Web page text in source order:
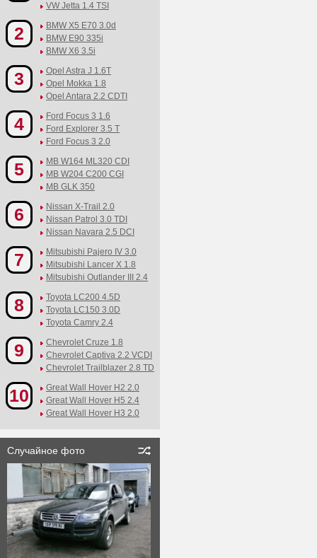
VW Jetta 1.4 TSI
2
BMW X5 E70 3.0d
BMW E90 335i
BMW X6 3.5i
3
Opel Astra J 1.6T
Opel Mokka 1.8
Opel Antara 2.2 CDTI
4
Ford Focus 3 1.6
Ford Explorer 3.5 T
Ford Focus 3 2.0
5
MB W164 ML320 CDI
MB W204 C200 CGI
MB GLK 350
6
Nissan X-Trail 2.0
Nissan Patrol 3.0 TDI
Nissan Navara 2.5 DCI
7
Mitsubishi Pajero IV 3.0
Mitsubishi Lancer X 1.8
Mitsubishi Outlander III 2.4
8
Toyota LC200 4.5D
Toyota LC150 3.0D
Toyota Camry 2.4
9
Chevrolet Cruze 1.8
Chevrolet Captiva 2.2 VCDI
Chevrolet Trailblazer 2.8 TD
10
Great Wall Hover H2 2.0
Great Wall Hover H5 2.4
Great Wall Hover H3 2.0
Случайное фото